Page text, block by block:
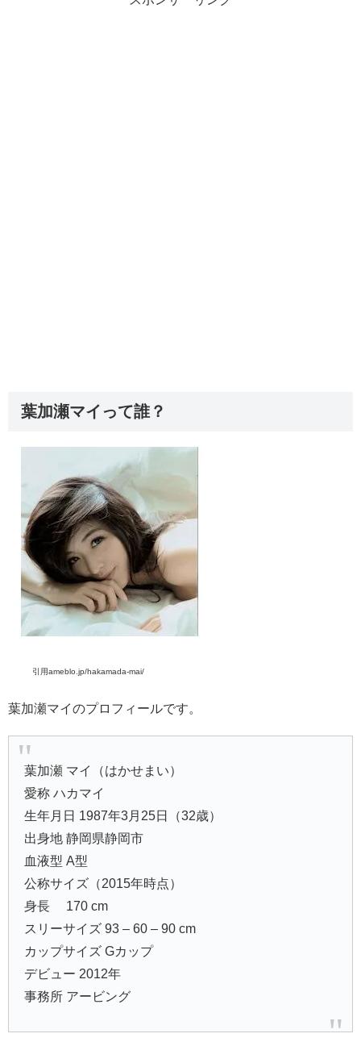
葉加瀬マイって誰？
引用ameblo.jp/hakamada-mai/
葉加瀬マイのプロフィールです。
葉加瀬 マイ（はかせまい）
愛称 ハカマイ
生年月日 1987年3月25日（32歳）
出身地 静岡県静岡市
血液型 A型
公称サイズ（2015年時点）
身長 170 cm
スリーサイズ 93 – 60 – 90 cm
カップサイズ Gカップ
デビュー 2012年
事務所 アービング